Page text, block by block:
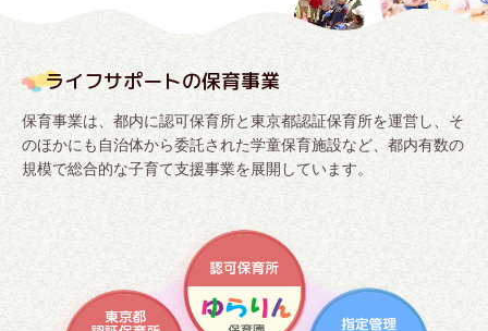
ライフサポートの保育事業
保育事業は、都内に認可保育所と東京都認証保育所を運営し、そ
のほかにも自治体から委託された学童保育施設など、都内有数の
規模で総合的な子育て支援事業を展開しています。